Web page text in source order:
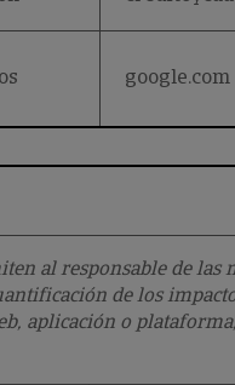
google.com
al responsable de
de los
aplicación o